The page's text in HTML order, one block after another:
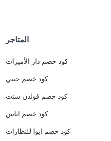
المتاجر
كود خصم دار الأميرات
كود خصم جيني
كود خصم قولدن سنت
كود خصم اناس
كود خصم ايوا للنظارات